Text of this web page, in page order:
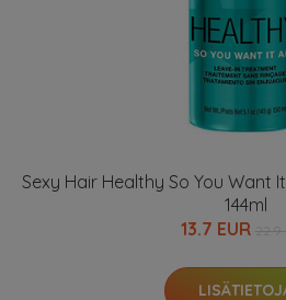
Sexy Hair Healthy So You Want
144ml
13.7 EUR